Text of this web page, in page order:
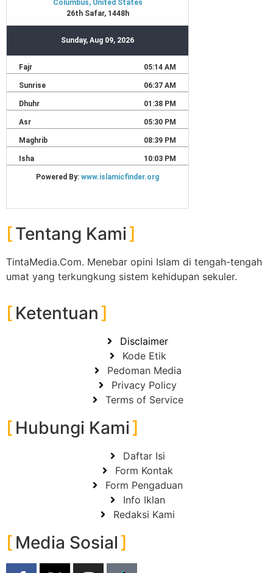
Tentang Kami
TintaMedia.Com. Menebar opini Islam di tengah-tengah
umat yang terkungkung sistem kehidupan sekuler.
Ketentuan
Disclaimer
Kode Etik
Pedoman Media
Privacy Policy
Terms of Service
Hubungi Kami
Daftar Isi
Form Kontak
Form Pengaduan
Info Iklan
Redaksi Kami
Media Sosial